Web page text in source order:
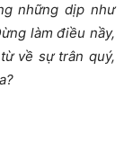
những dịp như
làm điều nầy,
về sự trân quý,